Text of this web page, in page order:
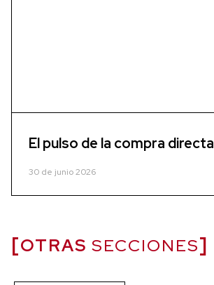
El pulso de la compra directa
30 de junio 2026
OTRAS SECCIONES